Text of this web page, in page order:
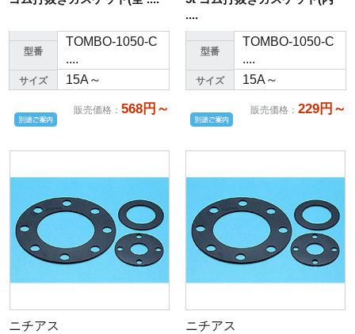
型番
TOMBO-1050-C
....
サイズ 15A～
販売価格 ： 568円～
....
型番
TOMBO-1050-C
....
サイズ 15A～
販売価格 ： 229円～
ニチアス
ニチアス